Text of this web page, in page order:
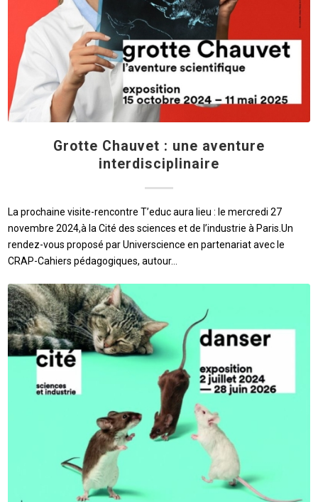
Grotte Chauvet : une aventure
interdisciplinaire
La prochaine visite-rencontre T’educ aura lieu : le mercredi 27
novembre 2024,à la Cité des sciences et de l’industrie à Paris.Un
rendez-vous proposé par Universcience en partenariat avec le
CRAP-Cahiers pédagogiques, autour…